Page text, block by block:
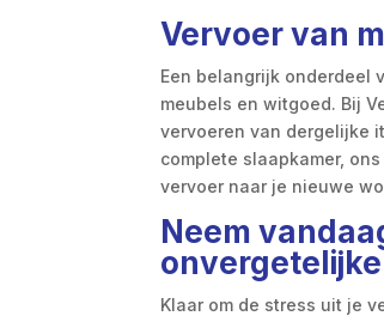
Vervoer van
Een belangrijk onderdeel
meubels en witgoed. Bij
vervoeren van dergelijke
complete slaapkamer,
vervoer naar je nieuwe
Neem
Klaar om de stress uit je